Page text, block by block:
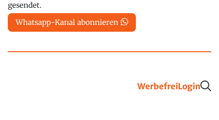
gesendet.
Whatsapp-Kanal abonnieren
WerbefreiLogin